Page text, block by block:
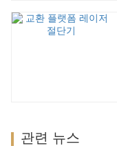
관련 뉴스